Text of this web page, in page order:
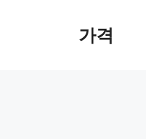
가격